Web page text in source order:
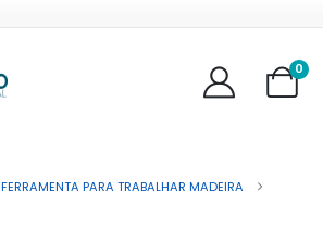
0
FERRAMENTA PARA TRABALHAR MADEIRA